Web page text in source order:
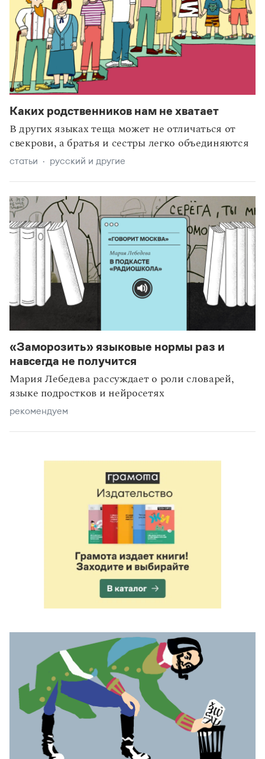
Каких родственников нам не хватает
В других языках теща может не отличаться от
свекрови, а братья и сестры легко объединяются
статьи русский и другие
«Заморозить» языковые нормы раз и
навсегда не получится
Мария Лебедева рассуждает о роли словарей,
языке подростков и нейросетях
рекомендуем